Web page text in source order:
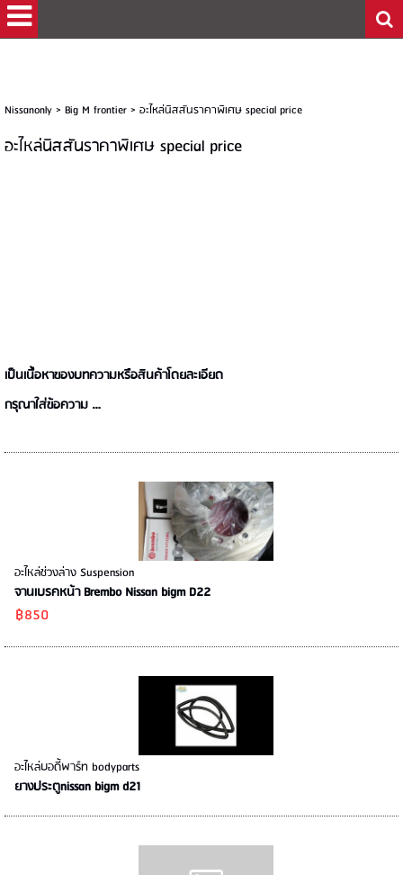
Nissanonly> Big M frontier> อะไหล่นิสสันราคาพิเศษ special price
อะไหล่นิสสันราคาพิเศษ special price
เป็นเนื้อหาของบทความหรือสินค้าโดยละเอียด
กรุณาใส่ข้อความ …
อะไหล่ช่วงล่าง Suspension
จานเบรคหน้า Brembo Nissan bigm D22
฿850
อะไหล่บอดี้พาร์ท bodyparts
ยางประตูnissan bigm d21